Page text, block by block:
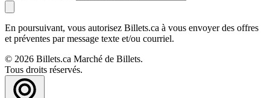
En poursuivant, vous autorisez Billets.ca à vous envoyer des offres
et préventes par message texte et/ou courriel.
© 2026 Billets.ca Marché de Billets.
Tous droits réservés.